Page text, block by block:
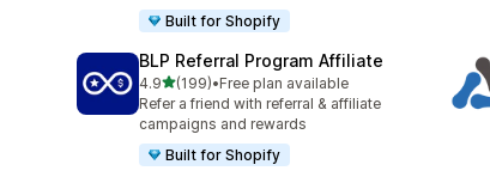
Built for Shopify
BLP Referral Program Affiliate
4.9เต็ม 5 ดาว
(199)
ทั้งหมด 199 รีวิว
•Free plan available
Refer a friend with referral & affiliate
campaigns and rewards
Built for Shopify